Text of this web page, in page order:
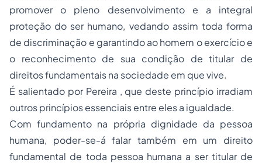
promover o pleno desenvolvimento e a integral
proteção do ser humano, vedando assim toda forma
de discriminação e garantindo ao homem o exercício e
o reconhecimento de sua condição de titular de
direitos fundamentais na sociedade em que vive.
É salientado por Pereira , que deste princípio irradiam
outros princípios essenciais entre eles a igualdade.
Com fundamento na própria dignidade da pessoa
humana, poder-se-á falar também em um direito
fundamental de toda pessoa humana a ser titular de